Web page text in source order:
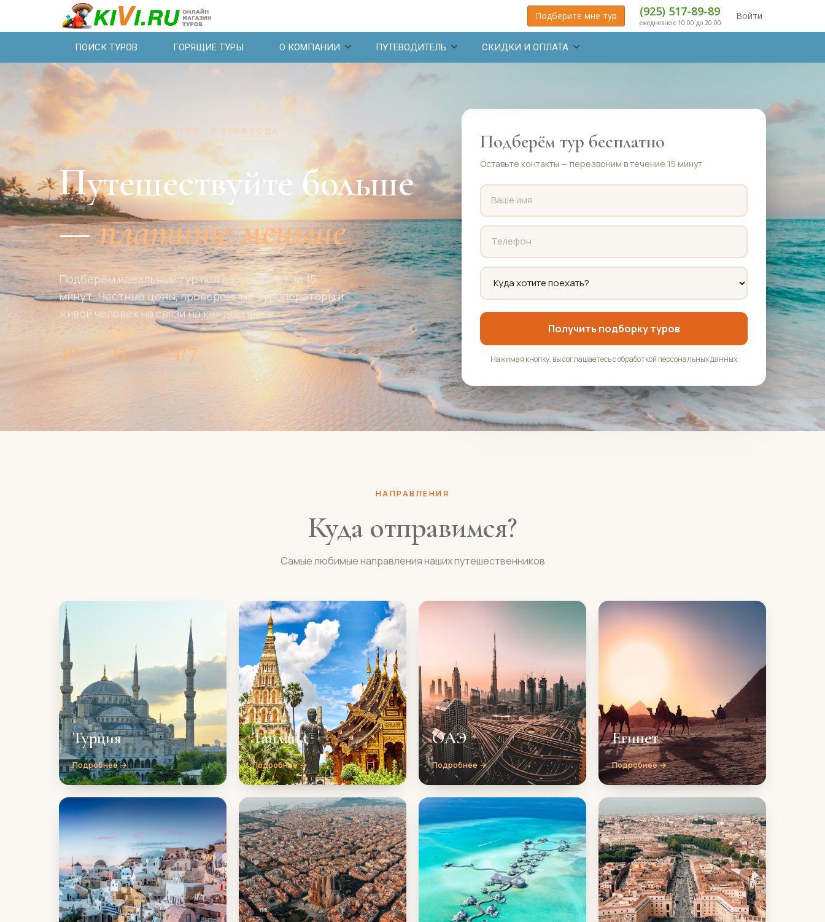
Подберите мне тур (925) 517-89-89
ежедневно с 10:00 до 20:00
Войти
ПОИСК ТУРОВ ГОРЯЩИЕ ТУРЫ О КОМПАНИИ ПУТЕВОДИТЕЛЬ СКИДКИ И ОПЛАТА
ОНЛАЙН-ТУРАГЕНТСТВО · С 2009 ГОДА
Путешествуйте больше
—платите меньше
Подберём идеальный тур под ваш бюджет за 15
минут. Честные цены, проверенные туроператоры и
живой человек на связи на каждом шаге.
40+
направлений
15
лет на рынке
24/7
поддержка
Подберём тур бесплатно
Оставьте контакты — перезвоним в течение 15 минут
Получить подборку туров
Нажимая кнопку, вы соглашаетесь с обработкой персональных данных
НАПРАВЛЕНИЯ
Куда отправимся?
Самые любимые направления наших путешественников
Турция
Подробнее →
Таиланд
Подробнее →
ОАЭ
Подробнее →
Египет
Подробнее →